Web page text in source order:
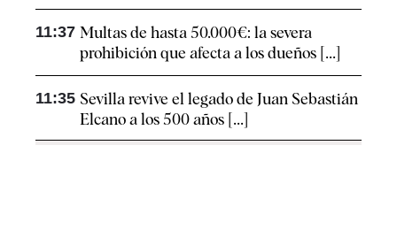
11:37 Multas de hasta 50.000€: la severa
prohibición que afecta a los dueños [...]
11:35 Sevilla revive el legado de Juan Sebastián
Elcano a los 500 años [...]